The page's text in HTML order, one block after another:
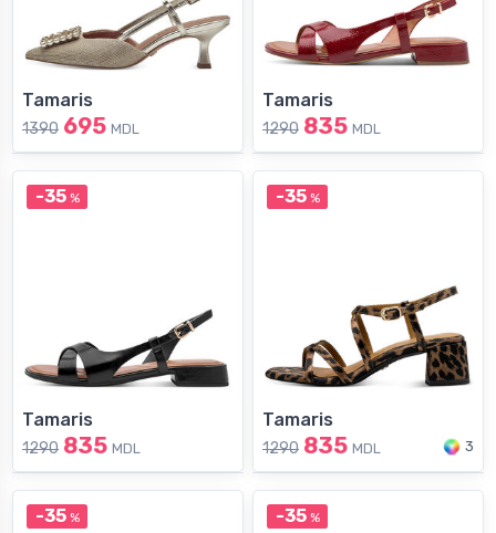
Tamaris
1390 695 MDL
Tamaris
1290 835 MDL
-35%
Tamaris
1290 835 MDL
-35%
Tamaris
1290 835 MDL 3
-35% -35%